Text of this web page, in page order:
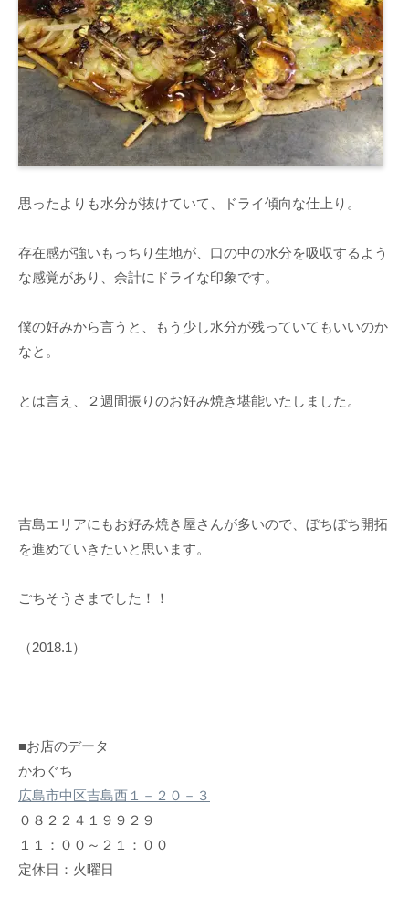
思ったよりも水分が抜けていて、ドライ傾向な仕上り。
存在感が強いもっちり生地が、口の中の水分を吸収するよう
な感覚があり、余計にドライな印象です。
僕の好みから言うと、もう少し水分が残っていてもいいのか
なと。
とは言え、２週間振りのお好み焼き堪能いたしました。
吉島エリアにもお好み焼き屋さんが多いので、ぼちぼち開拓
を進めていきたいと思います。
ごちそうさまでした！！
（2018.1）
■お店のデータ
かわぐち
広島市中区吉島西１－２０－３
０８２２４１９９２９
１１：００～２１：００
定休日：火曜日